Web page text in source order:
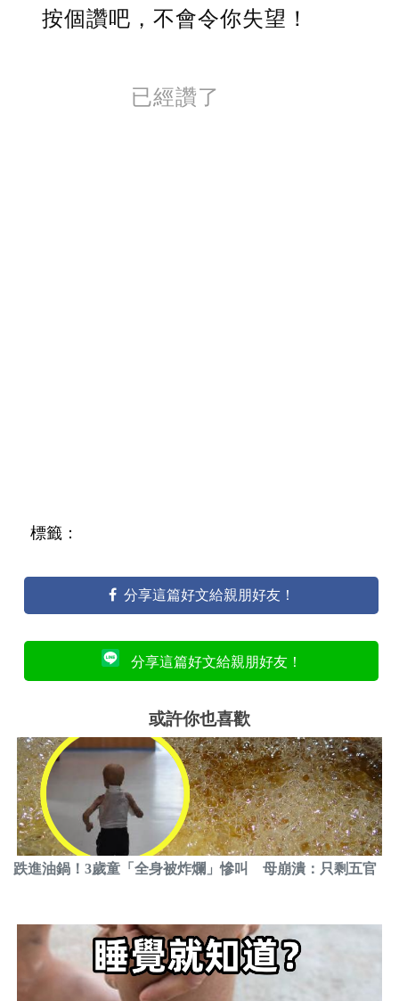
按個讚吧，不會令你失望！
已經讚了
標籤：
分享這篇好文給親朋好友！
分享這篇好文給親朋好友！
或許你也喜歡
跌進油鍋！3歲童「全身被炸爛」慘叫 母崩潰：只剩五官